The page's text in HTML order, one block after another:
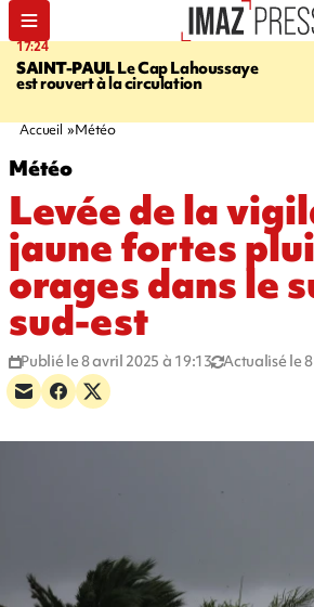
17:24
SAINT-PAULLe Cap Lahoussaye
est rouvert à la circulation
Accueil Météo
Météo
Levée de la
jaune fortes
orages dans le
sud-est
Publié le 8 avril 2025 à 19:13 Actualisé le